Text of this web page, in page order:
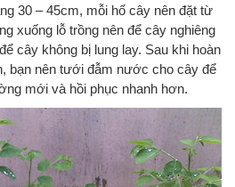
30 – 45cm, mỗi hố cây nên đặt từ
xuống lỗ trồng nên để cây nghiêng
cây không bị lung lay. Sau khi hoàn
bạn nên tưới đẫm nước cho cây để
mới và hồi phục nhanh hơn.